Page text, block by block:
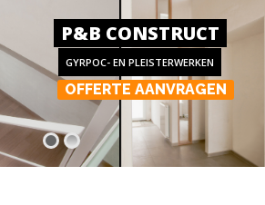
P&B CONSTRUCT
GYRPOC- EN PLEISTERWERKEN
OFFERTE AANVRAGEN